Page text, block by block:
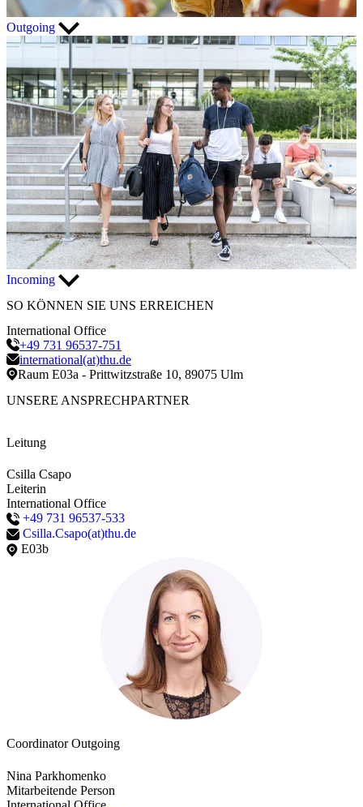
Outgoing
Incoming
SO KÖNNEN SIE UNS ERREICHEN
International Office
+49 731 96537-751
international(at)thu.de
Raum E03a - Prittwitzstraße 10, 89075 Ulm
UNSERE ANSPRECHPARTNER
Leitung
Csilla Csapo
Leiterin
International Office
+49 731 96537-533
Csilla.Csapo(at)thu.de
E03b
Coordinator Outgoing
Nina Parkhomenko
Mitarbeitende Person